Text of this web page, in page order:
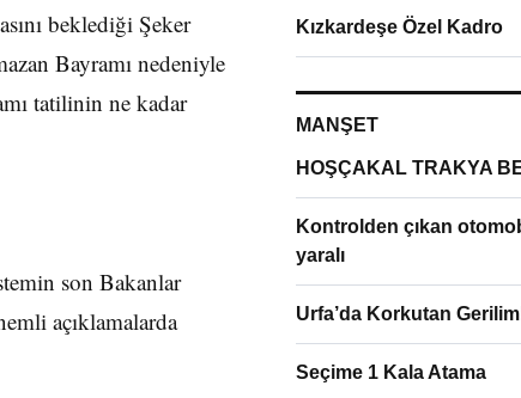
beklediği Şeker
Bayramı nedeniyle
tatilinin ne kadar
son Bakanlar
açıklamalarda
Kızkardeşe Özel Kadro
MANŞET
HOŞÇAKAL TRAKYA
Kontrolden çıkan
yaralı
Urfa’da Korkutan
Seçime 1 Kala Atama